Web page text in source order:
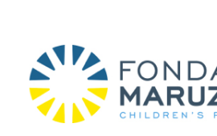
imagen
más
grande